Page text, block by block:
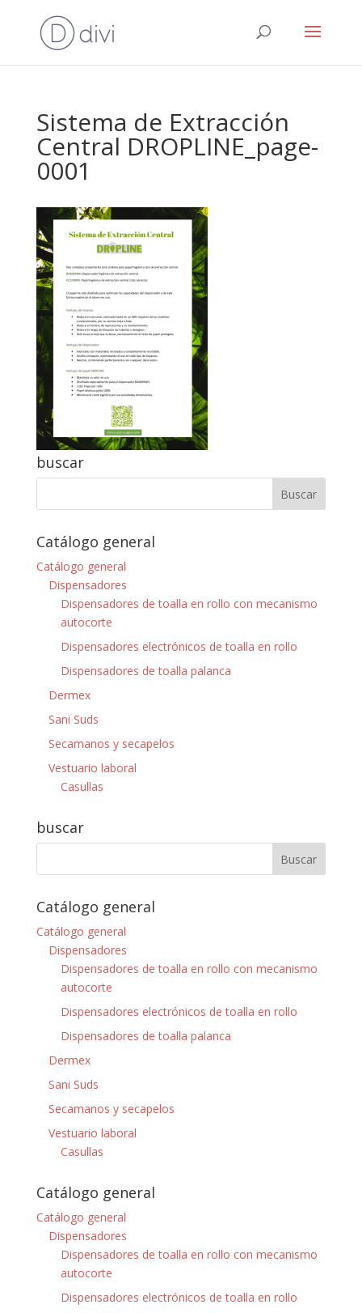
Sistema de Extracción
Central DROPLINE_page-
0001
buscar
Catálogo general
Catálogo general
Dispensadores
Dispensadores de toalla en rollo con mecanismo
autocorte
Dispensadores electrónicos de toalla en rollo
Dispensadores de toalla palanca
Dermex
Sani Suds
Secamanos y secapelos
Vestuario laboral
Casullas
buscar
Catálogo general
Catálogo general
Dispensadores
Dispensadores de toalla en rollo con mecanismo
autocorte
Dispensadores electrónicos de toalla en rollo
Dispensadores de toalla palanca
Dermex
Sani Suds
Secamanos y secapelos
Vestuario laboral
Casullas
Catálogo general
Catálogo general
Dispensadores
Dispensadores de toalla en rollo con mecanismo
autocorte
Dispensadores electrónicos de toalla en rollo